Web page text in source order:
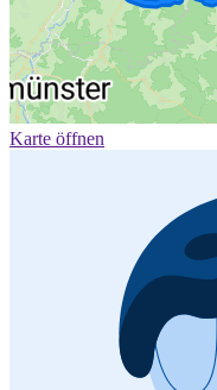
Karte öffnen